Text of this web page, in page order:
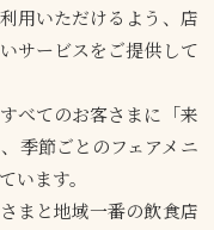
用いただけるよう、店
サービスをご提供して
べてのお客さまに「来
季節ごとのフェアメニ
います。
まと地域一番の飲食店